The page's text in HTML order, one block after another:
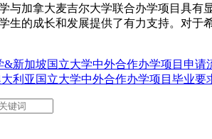
与加拿大麦吉尔大学联合办学项目具
生的成长和发展提供了有力支持。对
&新加坡国立大学中外合作办学项目申请
利亚国立大学中外合作办学项目毕业要